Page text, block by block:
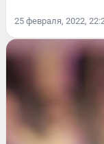
25 февраля, 2022,